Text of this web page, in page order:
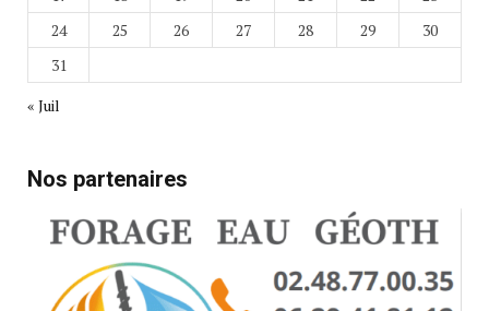
24
25 26 27 28 29
30
31
« Juil
Nos partenaires